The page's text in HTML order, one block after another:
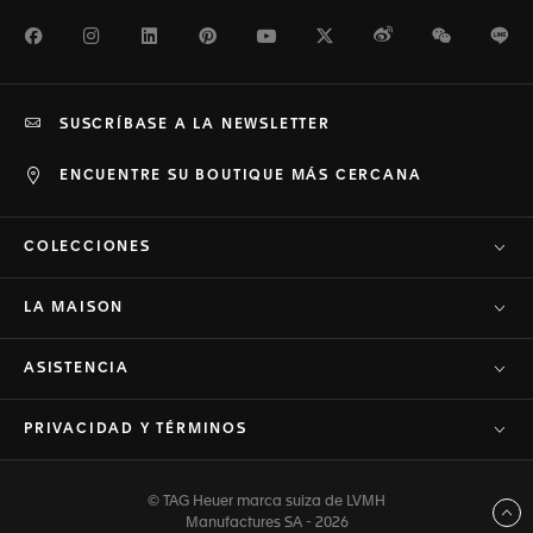
FacebookInstagramLinkedInPinterestYoutubeTwitterWeiboWeChat
ENCUENTRE SU BOUTIQUE MÁS CERCANA
SUSCRÍBASE A LA NEWSLETTER
COLECCIONES
LA MAISON
ASISTENCIA
PRIVACIDAD Y TÉRMINOS
© TAG Heuer marca suiza de LVMH
Manufactures SA - 2026
Volver arriba